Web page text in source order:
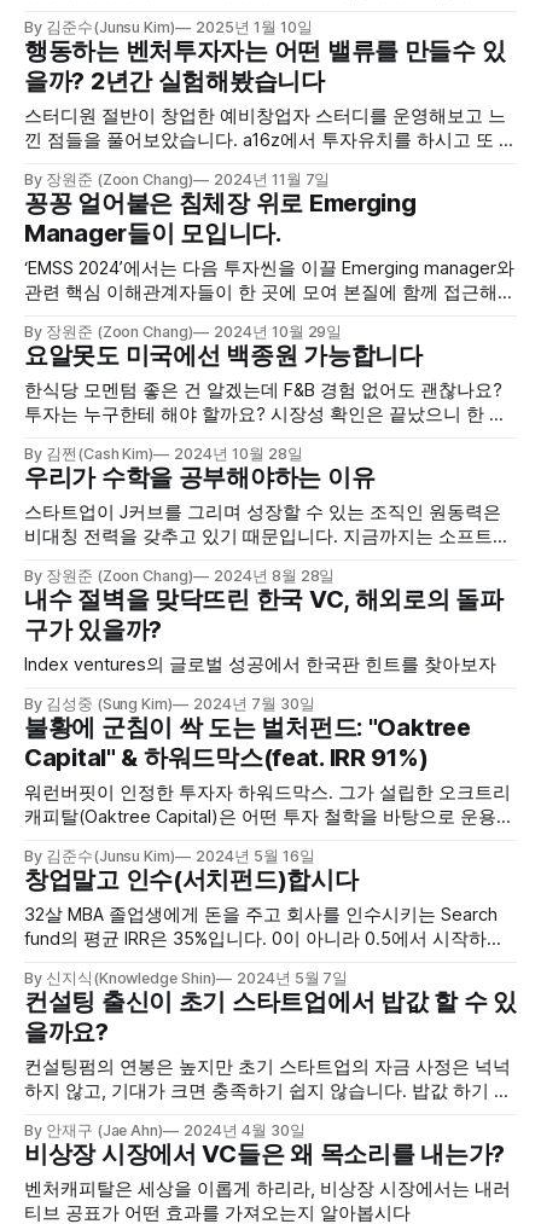
Emerging Manager가 되기 위해선 어떤 고민을 해야할까요?
By 김준수(Junsu Kim) 2025년 1월 10일
행동하는 벤처투자자는 어떤 밸류를 만들수 있
을까? 2년간 실험해봤습니다
스터디원 절반이 창업한 예비창업자 스터디를 운영해보고 느
낀 점들을 풀어보았습니다. a16z에서 투자유치를 하시고 또 다
및 운영, 저도 저만의 길을 가고 있습니다. 결국 더 멀리가고 크
게 가려면 혼자가는 것이 아니라 같이하며 화학작용을 최대한
늘려야 하는 것 같습니다.
By 장원준 (Zoon Chang) 2024년 11월 7일
꽁꽁 얼어붙은 침체장 위로 Emerging
Manager들이 모입니다.
‘EMSS 2024’에서는 다음 투자씬을 이끌 Emerging manager와
관련 핵심 이해관계자들이 한 곳에 모여 본질에 함께 접근해보
By 장원준 (Zoon Chang) 2024년 10월 29일
요알못도 미국에선 백종원 가능합니다
한식당 모멘텀 좋은 건 알겠는데 F&B 경험 없어도 괜찮나요?
투자는 누구한테 해야 할까요? 시장성 확인은 끝났으니 한 단
By 김쩐(Cash Kim) 2024년 10월 28일
우리가 수학을 공부해야하는 이유
스타트업이 J커브를 그리며 성장할 수 있는 조직인 원동력은
비대칭 전력을 갖추고 있기 때문입니다. 지금까지는 소프트웨
전으로 점점 전력이 대칭화 되고 있습니다. 이 시대에는 스타
트업의 비대칭 전력은 어디에서 올까요?
By 장원준 (Zoon Chang) 2024년 8월 28일
내수 절벽을 맞닥뜨린 한국 VC, 해외로의 돌파
구가 있을까?
Index ventures의 글로벌 성공에서 한국판 힌트를 찾아보자
By 김성중 (Sung Kim) 2024년 7월 30일
불황에 군침이 싹 도는 벌처펀드: "Oaktree
Capital" & 하워드막스(feat. IRR 91%)
워런버핏이 인정한 투자자 하워드막스. 그가 설립한 오크트리
캐피탈(Oaktree Capital)은 어떤 투자 철학을 바탕으로 운용되
준히 시장을 아웃퍼폼하며, 위기에 더 강한 운용사
"Oaktree"에 대해 알아보겠습니다.
By 김준수(Junsu Kim) 2024년 5월 16일
창업말고 인수(서치펀드)합시다
32살 MBA 졸업생에게 돈을 주고 회사를 인수시키는 Search
fund의 평균 IRR은 35%입니다. 0이 아니라 0.5에서 시작하고
추천합니다.
By 신지식(Knowledge Shin) 2024년 5월 7일
컨설팅 출신이 초기 스타트업에서 밥값 할 수 있
을까요?
컨설팅펌의 연봉은 높지만 초기 스타트업의 자금 사정은 넉넉
하지 않고, 기대가 크면 충족하기 쉽지 않습니다. 밥값 하기 위
By 안재구 (Jae Ahn) 2024년 4월 30일
비상장 시장에서 VC들은 왜 목소리를 내는가?
벤처캐피탈은 세상을 이롭게 하리라, 비상장 시장에서는 내러
티브 공표가 어떤 효과를 가져오는지 알아봅시다